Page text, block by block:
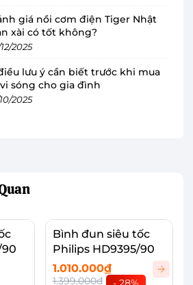
bình đun siêu tốc Philips
giá nồi cơm điện Tiger Nhật
xài có tốt không?
2025
lưu ý cần biết trước khi mua
sóng cho gia đình
2025
Bình đun siêu tốc
Philips HD9395/90
1.010.000₫
1.399.000₫